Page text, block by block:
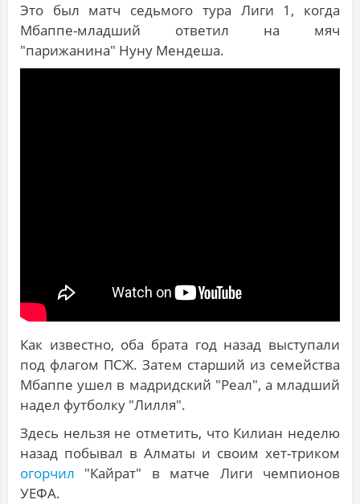
Это был матч седьмого тура Лиги 1, когда
Мбаппе-младший ответил на мяч
"парижанина" Нуну Мендеша.
Как известно, оба брата год назад выступали
под флагом ПСЖ. Затем старший из семейства
Мбаппе ушел в мадридский "Реал", а младший
надел футболку "Лилля".
Здесь нельзя не отметить, что Килиан неделю
назад побывал в Алматы и своим хет-триком
огорчил "Кайрат" в матче Лиги чемпионов
УЕФА.